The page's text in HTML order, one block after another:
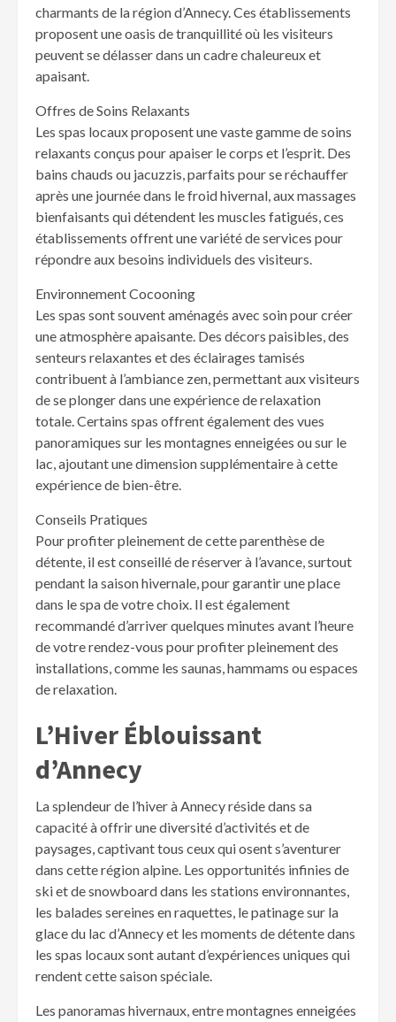
charmants de la région d’Annecy. Ces établissements
proposent une oasis de tranquillité où les visiteurs
peuvent se délasser dans un cadre chaleureux et
apaisant.
Offres de Soins Relaxants
Les spas locaux proposent une vaste gamme de soins
relaxants conçus pour apaiser le corps et l’esprit. Des
bains chauds ou jacuzzis, parfaits pour se réchauffer
après une journée dans le froid hivernal, aux massages
bienfaisants qui détendent les muscles fatigués, ces
établissements offrent une variété de services pour
répondre aux besoins individuels des visiteurs.
Environnement Cocooning
Les spas sont souvent aménagés avec soin pour créer
une atmosphère apaisante. Des décors paisibles, des
senteurs relaxantes et des éclairages tamisés
contribuent à l’ambiance zen, permettant aux visiteurs
de se plonger dans une expérience de relaxation
totale. Certains spas offrent également des vues
panoramiques sur les montagnes enneigées ou sur le
lac, ajoutant une dimension supplémentaire à cette
expérience de bien-être.
Conseils Pratiques
Pour profiter pleinement de cette parenthèse de
détente, il est conseillé de réserver à l’avance, surtout
pendant la saison hivernale, pour garantir une place
dans le spa de votre choix. Il est également
recommandé d’arriver quelques minutes avant l’heure
de votre rendez-vous pour profiter pleinement des
installations, comme les saunas, hammams ou espaces
de relaxation.
L’Hiver Éblouissant
d’Annecy
La splendeur de l’hiver à Annecy réside dans sa
capacité à offrir une diversité d’activités et de
paysages, captivant tous ceux qui osent s’aventurer
dans cette région alpine. Les opportunités infinies de
ski et de snowboard dans les stations environnantes,
les balades sereines en raquettes, le patinage sur la
glace du lac d’Annecy et les moments de détente dans
les spas locaux sont autant d’expériences uniques qui
rendent cette saison spéciale.
Les panoramas hivernaux, entre montagnes enneigées